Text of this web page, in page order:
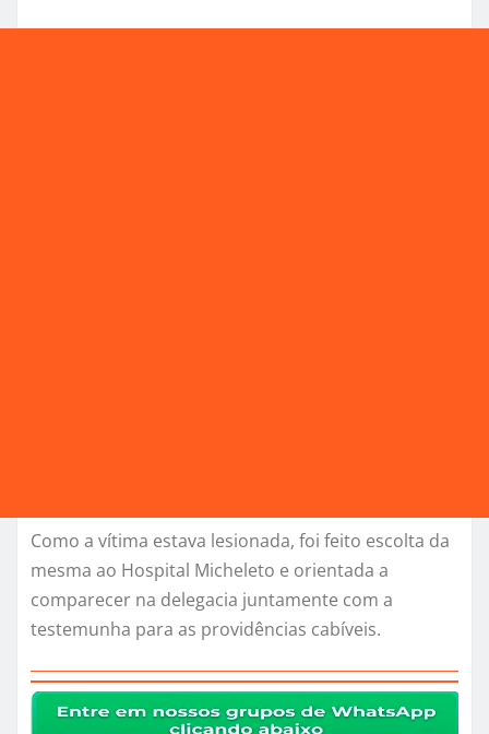
Como a vítima estava lesionada, foi feito escolta da
mesma ao Hospital Micheleto e orientada a
comparecer na delegacia juntamente com a
testemunha para as providências cabíveis.